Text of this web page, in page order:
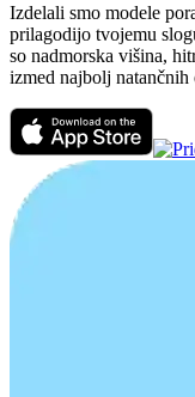
Izdelali smo modele
prilagodijo tvojemu
so nadmorska višina,
izmed najbolj natančnih